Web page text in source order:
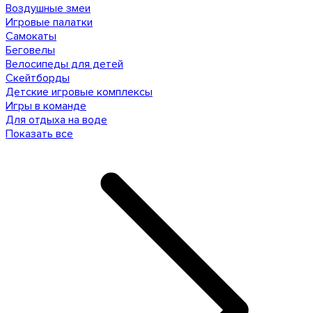
Воздушные змеи
Игровые палатки
Самокаты
Беговелы
Велосипеды для детей
Скейтборды
Детские игровые комплексы
Игры в команде
Для отдыха на воде
Показать все